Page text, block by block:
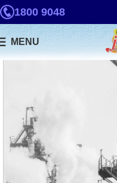
1800 9048
MENU